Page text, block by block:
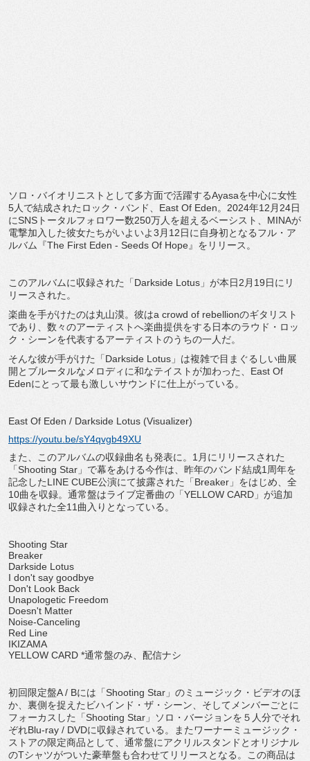
ソロ・バイオリニストとして多方面で活躍するAyasaを中心に女性
5人で結成されたロック・バンド、East Of Eden。2024年12月24日
にSNSトータルフォロワー数250万人を超えるベーシスト、MINAが
電撃加入した彼女たちがいよいよ3月12日に自身初となるフル・ア
ルバム『The First Eden - Seeds Of Hope』をリリース。
このアルバムに収録された「Darkside Lotus」が本日2月19日にリ
リースされた。
楽曲を手がけたのは丸山漠。彼はa crowd of rebellionのギタリスト
であり、数々のアーティストへ楽曲提供をする日本のラウド・ロッ
ク・シーンを代表するアーティストのうちの一人だ。
そんな彼が手がけた「Darkside Lotus」は複雑で目まぐるしい曲展
開とブルータルなメロディに和なテイストが加わった、East Of
Edenにとって最も激しいサウンドに仕上がっている。
East Of Eden / Darkside Lotus (Visualizer)
https://youtu.be/sY4qvgb49XU
また、このアルバムの収録曲名も発表に。1月にリリースされた
「Shooting Star」で幕をあける今作は、昨年のバンド結成1周年を
記念したLINE CUBE公演にて披露された「Breaker」をはじめ、全
10曲を収録。通常盤はライブ定番曲の「YELLOW CARD」が追加
収録された全11曲入りとなっている。
Shooting Star
Breaker
Darkside Lotus
I don't say goodbye
Don't Look Back
Unapologetic Freedom
Doesn't Matter
Noise-Canceling
Red Line
IKIZAMA
YELLOW CARD *通常盤のみ、配信ナシ
初回限定盤A / Bには「Shooting Star」のミュージック・ビデオのほ
か、裏側を捉えたビハインド・ザ・シーン、そしてメンバーごとに
フォーカスした「Shooting Star」ソロ・バージョンを５人分でそれ
ぞれBlu-ray / DVDに収録されている。またワーナーミュージック・
ストアの限定商品として、通常盤にアクリルスタンドとオリジナル
のTシャツがついた豪華盤も合わせてリリースとなる。この商品は